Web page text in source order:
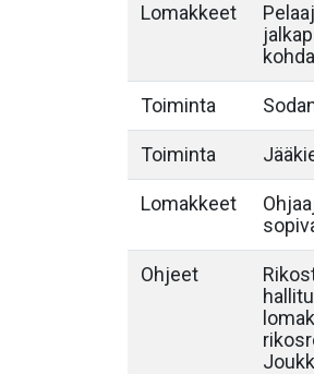
Lomakkeet
Toiminta
Toiminta
Lomakkeet
Ohjeet